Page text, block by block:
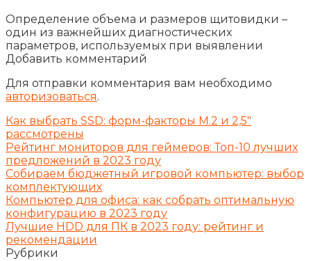
Определение объема и размеров щитовидки –
один из важнейших диагностических
параметров, используемых при выявлении
Добавить комментарий
Для отправки комментария вам необходимо
авторизоваться.
Как выбрать SSD: форм-факторы M.2 и 2,5″
рассмотрены
Рейтинг мониторов для геймеров: Топ-10 лучших
предложений в 2023 году
Собираем бюджетный игровой компьютер: выбор
комплектующих
Компьютер для офиса: как собрать оптимальную
конфигурацию в 2023 году
Лучшие HDD для ПК в 2023 году: рейтинг и
рекомендации
Рубрики